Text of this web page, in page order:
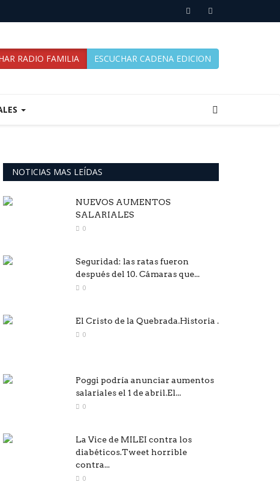
RADIO FAMILIA ESCUCHAR CADENA EDICION
NOTICIAS MAS LEÍDAS
NUEVOS AUMENTOS
SALARIALES
0
Seguridad: las ratas fueron
después del 10. Cámaras que...
0
El Cristo de la Quebrada.Historia .
0
Poggi podría anunciar aumentos
salariales el 1 de abril.El...
0
La Vice de MILEI contra los
diabéticos.Tweet horrible
contra...
0